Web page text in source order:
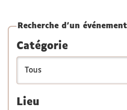
Recherche d'un
Catégorie
Lieu